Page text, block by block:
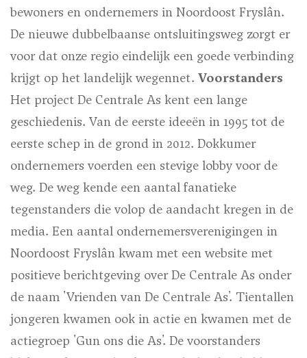
bewoners en ondernemers in Noordoost Fryslân.
De nieuwe dubbelbaanse ontsluitingsweg zorgt er
voor dat onze regio eindelijk een goede verbinding
krijgt op het landelijk wegennet. Voorstanders
Het project De Centrale As kent een lange
geschiedenis. Van de eerste ideeën in 1995 tot de
eerste schep in de grond in 2012. Dokkumer
ondernemers voerden een stevige lobby voor de
weg. De weg kende een aantal fanatieke
tegenstanders die volop de aandacht kregen in de
media. Een aantal ondernemersverenigingen in
Noordoost Fryslân kwam met een website met
positieve berichtgeving over De Centrale As onder
de naam 'Vrienden van De Centrale As'. Tientallen
jongeren kwamen ook in actie en kwamen met de
actiegroep 'Gun ons die As'. De voorstanders